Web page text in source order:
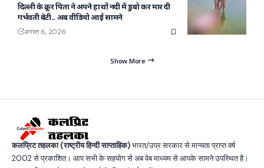
दिल्ली के क्रूर पिता ने अपने हाथों नदी में डुबो कर मार दी
गर्भवती बेटी.. अब वीडियो आई सामने
अगस्त 6, 2026
Show More
कलप्रिट तहलका (राष्ट्रीय हिन्दी साप्ताहिक)भारत/उप्र सरकार से मान्यता प्राप्त वर्ष
2002 से प्रकाशित। आप सभी के सहयोग से अब वेब माध्यम से आपके सामने उपस्थित है।